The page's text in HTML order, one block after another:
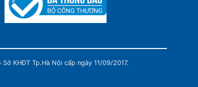
KHĐT Tp.Hà Nội cấp ngày 11/09/2017.